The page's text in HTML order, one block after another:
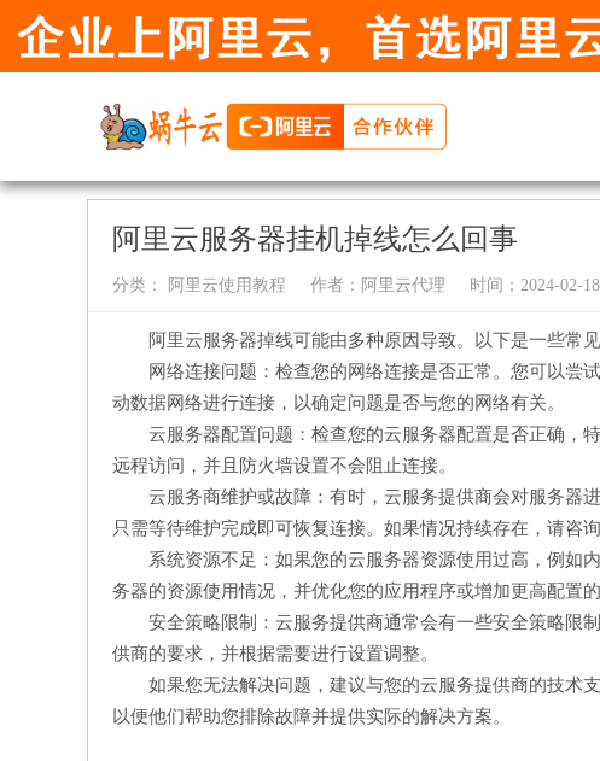
阿里云服务器挂机掉线怎么回事
分类： 阿里云使用教程 作者： 阿里云代理 时间：2024-02-
阿里云服务器掉线可能由多种原因导致。以下是一些常
网络连接问题：检查您的网络连接是否正常。您可以尝
动数据网络进行连接，以确定问题是否与您的网络有关。
云服务器配置问题：检查您的云服务器配置是否正确，
远程访问，并且防火墙设置不会阻止连接。
云服务商维护或故障：有时，云服务提供商会对服务器
只需等待维护完成即可恢复连接。如果情况持续存在，请咨
系统资源不足：如果您的云服务器资源使用过高，例如
务器的资源使用情况，并优化您的应用程序或增加更高配置
安全策略限制：云服务提供商通常会有一些安全策略限
供商的要求，并根据需要进行设置调整。
如果您无法解决问题，建议与您的云服务提供商的技术
以便他们帮助您排除故障并提供实际的解决方案。